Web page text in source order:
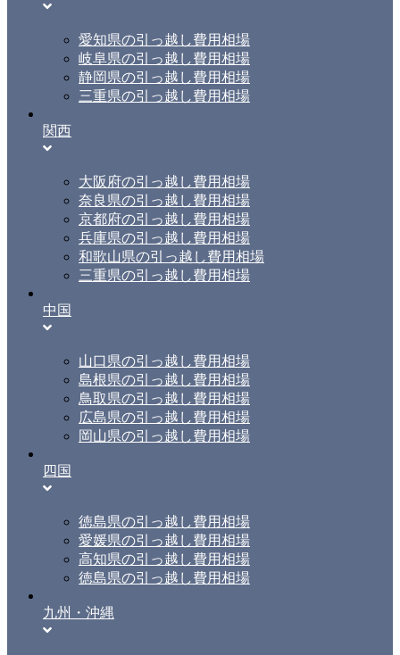
愛知県の引っ越し費用相場
岐阜県の引っ越し費用相場
静岡県の引っ越し費用相場
三重県の引っ越し費用相場
関西
大阪府の引っ越し費用相場
奈良県の引っ越し費用相場
京都府の引っ越し費用相場
兵庫県の引っ越し費用相場
和歌山県の引っ越し費用相場
三重県の引っ越し費用相場
中国
山口県の引っ越し費用相場
島根県の引っ越し費用相場
鳥取県の引っ越し費用相場
広島県の引っ越し費用相場
岡山県の引っ越し費用相場
四国
徳島県の引っ越し費用相場
愛媛県の引っ越し費用相場
高知県の引っ越し費用相場
徳島県の引っ越し費用相場
九州・沖縄